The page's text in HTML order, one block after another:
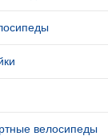
велосипеды